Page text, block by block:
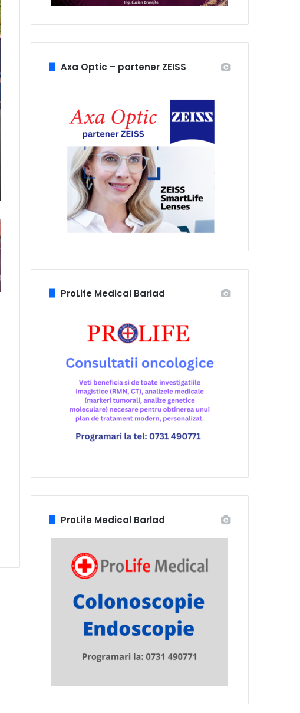
Axa Optic – partener ZEISS
ProLife Medical Barlad
ProLife Medical Barlad